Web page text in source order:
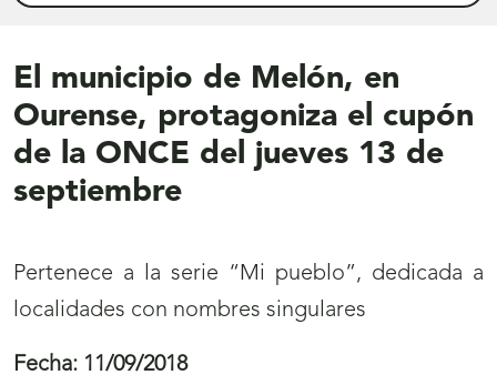
El municipio de Melón, en
Ourense, protagoniza el cupón
de la ONCE del jueves 13 de
septiembre
Pertenece a la serie “Mi pueblo”, dedicada a
localidades con nombres singulares
Fecha: 11/09/2018